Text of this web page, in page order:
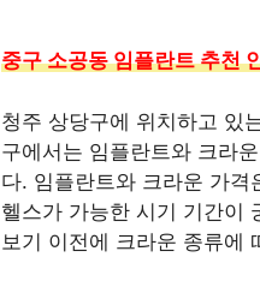
중구 소공동 임플란트 추천
청주 상당구에 위치하고 있
구에서는 임플란트와 크라
다. 임플란트와 크라운 가
헬스가 가능한 시기 기간이
보기 이전에 크라운 종류에